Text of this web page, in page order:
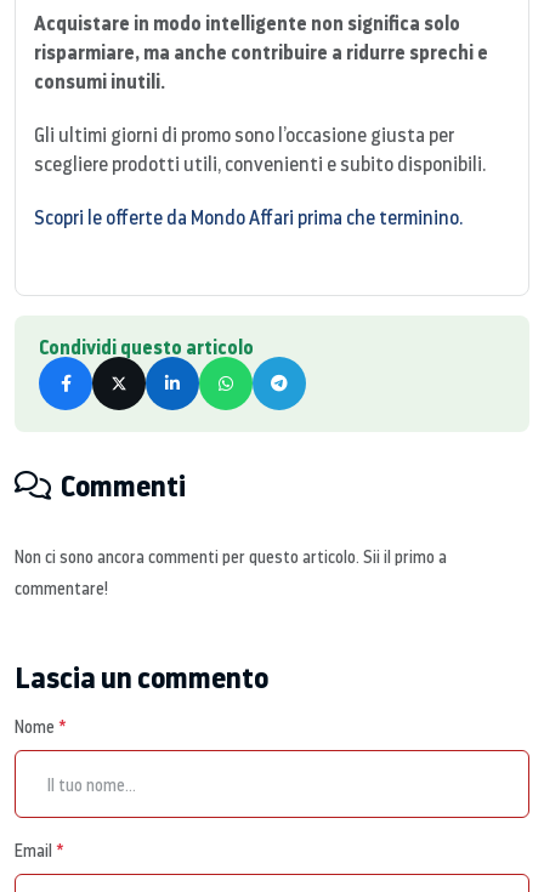
Acquistare in modo intelligente non significa solo
risparmiare, ma anche contribuire a ridurre sprechi e
consumi inutili.
Gli ultimi giorni di promo sono l’occasione giusta per
scegliere prodotti utili, convenienti e subito disponibili.
Scopri le offerte da Mondo Affari prima che terminino.
Condividi questo articolo
Commenti
Non ci sono ancora commenti per questo articolo. Sii il primo a
commentare!
Lascia un commento
Nome *
Email *